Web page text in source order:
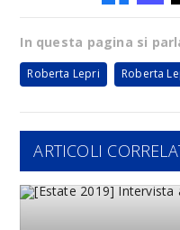
In questa pagina si
Roberta Lepri Roberta
ARTICOLI